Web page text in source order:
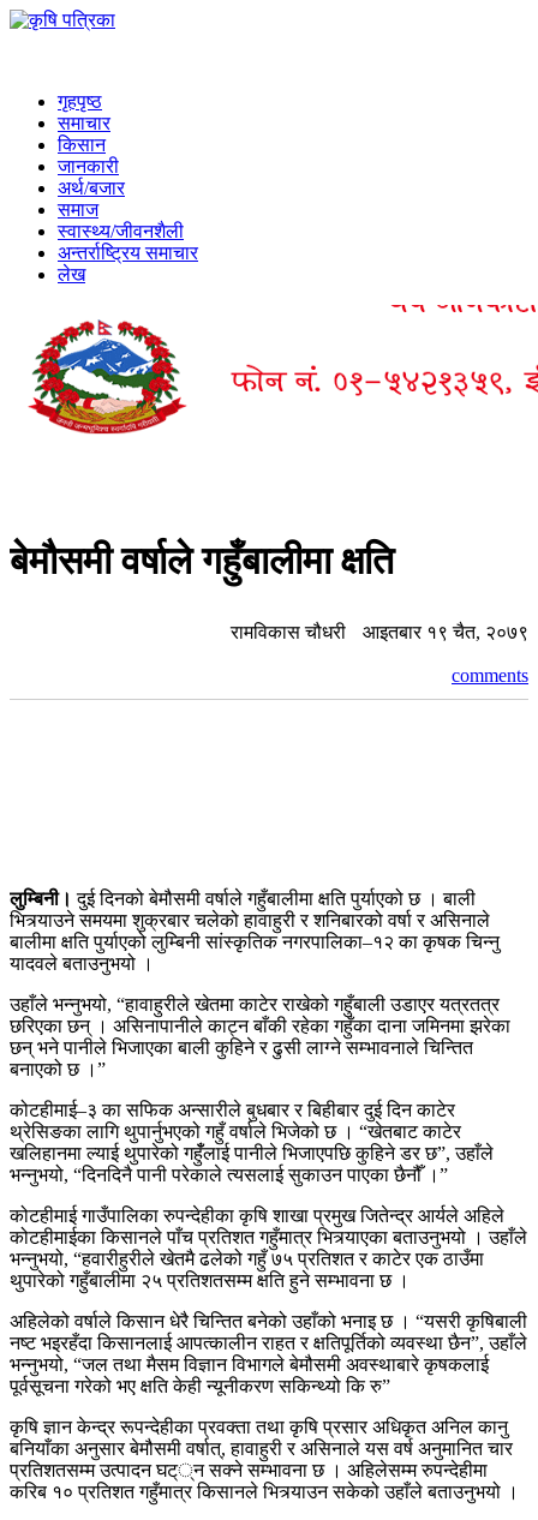
गृहपृष्ठ
समाचार
किसान
जानकारी
अर्थ/बजार
समाज
स्वास्थ्य/जीवनशैली
अन्तर्राष्ट्रिय समाचार
लेख
बेमौसमी वर्षाले गहुँबालीमा क्षति
रामविकास चौधरी आइतबार १९ चैत, २०७९
comments
लुम्बिनी। दुई दिनको बेमौसमी वर्षाले गहुँबालीमा क्षति पुर्याएको छ । बाली
भित्र्याउने समयमा शुक्रबार चलेको हावाहुरी र शनिबारको वर्षा र असिनाले
बालीमा क्षति पुर्याएको लुम्बिनी सांस्कृतिक नगरपालिका–१२ का कृषक चिन्नु
यादवले बताउनुभयो ।
उहाँले भन्नुभयो, “हावाहुरीले खेतमा काटेर राखेको गहुँबाली उडाएर यत्रतत्र
छरिएका छन् । असिनापानीले काट्न बाँकी रहेका गहुँका दाना जमिनमा झरेका
छन् भने पानीले भिजाएका बाली कुहिने र ढुसी लाग्ने सम्भावनाले चिन्तित
बनाएको छ ।”
कोटहीमाई–३ का सफिक अन्सारीले बुधबार र बिहीबार दुई दिन काटेर
थ्रेसिङका लागि थुपार्नुभएको गहुँ वर्षाले भिजेको छ । “खेतबाट काटेर
खलिहानमा ल्याई थुपारेको गहुँँलाई पानीले भिजाएपछि कुहिने डर छ”, उहाँले
भन्नुभयो, “दिनदिनै पानी परेकाले त्यसलाई सुकाउन पाएका छैनौँ ।”
कोटहीमाई गाउँपालिका रुपन्देहीका कृषि शाखा प्रमुख जितेन्द्र आर्यले अहिले
कोटहीमाईका किसानले पाँच प्रतिशत गहुँमात्र भित्र्याएका बताउनुभयो । उहाँले
भन्नुभयो, “हवारीहुरीले खेतमै ढलेको गहुँ ७५ प्रतिशत र काटेर एक ठाउँमा
थुपारेको गहुँबालीमा २५ प्रतिशतसम्म क्षति हुने सम्भावना छ ।
अहिलेको वर्षाले किसान धेरै चिन्तित बनेको उहाँको भनाइ छ । “यसरी कृषिबाली
नष्ट भइरहँदा किसानलाई आपत्कालीन राहत र क्षतिपूर्तिको व्यवस्था छैन”, उहाँले
भन्नुभयो, “जल तथा मैसम विज्ञान विभागले बेमौसमी अवस्थाबारे कृषकलाई
पूर्वसूचना गरेको भए क्षति केही न्यूनीकरण सकिन्थ्यो कि रु”
कृषि ज्ञान केन्द्र रूपन्देहीका प्रवक्ता तथा कृषि प्रसार अधिकृत अनिल कानु
बनियाँका अनुसार बेमौसमी वर्षात्, हावाहुरी र असिनाले यस वर्ष अनुमानित चार
प्रतिशतसम्म उत्पादन घट््न सक्ने सम्भावना छ । अहिलेसम्म रुपन्देहीमा
करिब १० प्रतिशत गहुँमात्र किसानले भित्र्याउन सकेको उहाँले बताउनुभयो ।